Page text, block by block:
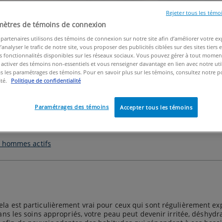
sur un sentier de randonnée ou sur un terrain de
la friction, l'exposition au soleil et les facteurs
de la peau unique
actifs
est particulièrement vrai pour ceux qui sont régulièrement
les soins appropriés, votre peau peut devenir irritée,
de témoins de connexion
utilisons des témoins de connexion sur notre site afin d’améliorer votre
le trafic de notre site, vous proposer des publicités ciblées sur des sites tiers
fonctionnalités disponibles sur les réseaux sociaux. Vous pouvez gérer à tout
activer des témoins non-essentiels et vous renseigner davantage en lien avec notre
les paramétrages des témoins. Pour en savoir plus sur les témoins, consultez notre
Politique de confidentialité
Paramétrages des témoins Accepter tous les témoins
Rejeter tous les